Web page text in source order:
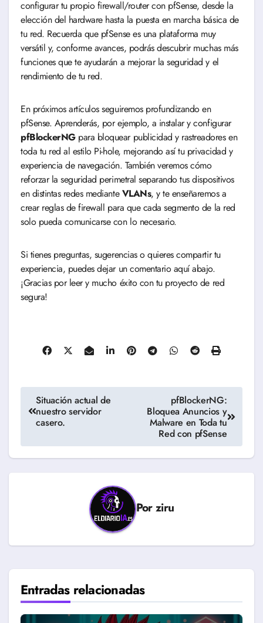
configurar tu propio firewall/router con pfSense, desde la
elección del hardware hasta la puesta en marcha básica de
tu red. Recuerda que pfSense es una plataforma muy
versátil y, conforme avances, podrás descubrir muchas más
funciones que te ayudarán a mejorar la seguridad y el
rendimiento de tu red.
En próximos artículos seguiremos profundizando en
pfSense. Aprenderás, por ejemplo, a instalar y configurar
pfBlockerNGpara bloquear publicidad y rastreadores en
toda tu red al estilo Pi-hole, mejorando así tu privacidad y
experiencia de navegación. También veremos cómo
reforzar la seguridad perimetral separando tus dispositivos
en distintas redes medianteVLANs, y te enseñaremos a
crear reglas de firewall para que cada segmento de la red
solo pueda comunicarse con lo necesario.
Si tienes preguntas, sugerencias o quieres compartir tu
experiencia, puedes dejar un comentario aquí abajo.
¡Gracias por leer y mucho éxito con tu proyecto de red
segura!
Navegación
de
Situación actual de
nuestro servidor
casero.
pfBlockerNG:
Bloquea Anuncios y
Malware en Toda tu
Red con pfSense
Porziru
Entradas relacionadas